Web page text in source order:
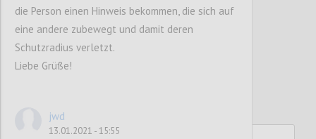
die Person einen Hinweis bekommen, die sich auf
eine andere zubewegt und damit deren
Schutzradius verletzt.
Liebe Grüße!
jwd
13.01.2021 - 15:55